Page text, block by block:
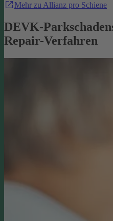
Mehr zu Allianz pro Schiene
DEVK-
Repair-Verfahren